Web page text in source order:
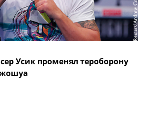
Усик променял тероборону